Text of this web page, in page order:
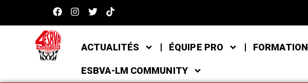
ACTUALITÉS ÉQUIPE PRO FORMATION
ESBVA-LM COMMUNITY